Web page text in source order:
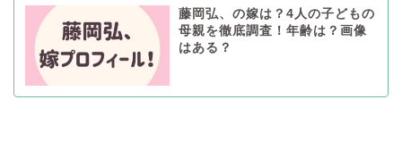
藤岡弘、の嫁は？4人の子どもの
母親を徹底調査！年齢は？画像
はある？